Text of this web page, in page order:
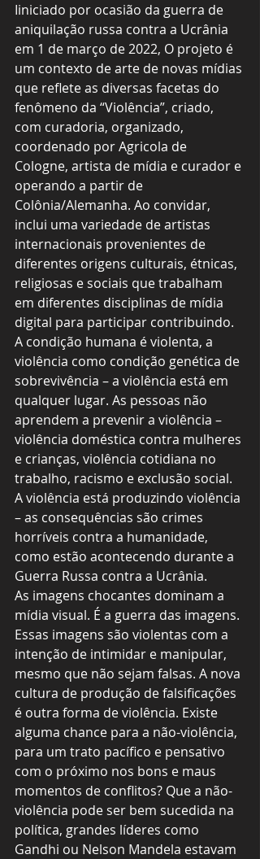
Iiniciado por ocasião da guerra de
aniquilação russa contra a Ucrânia
em 1 de março de 2022, O projeto é
um contexto de arte de novas mídias
que reflete as diversas facetas do
fenômeno da “Violência”, criado,
com curadoria, organizado,
coordenado por Agricola de
Cologne, artista de mídia e curador e
operando a partir de
Colônia/Alemanha. Ao convidar,
inclui uma variedade de artistas
internacionais provenientes de
diferentes origens culturais, étnicas,
religiosas e sociais que trabalham
em diferentes disciplinas de mídia
digital para participar contribuindo.
A condição humana é violenta, a
violência como condição genética de
sobrevivência – a violência está em
qualquer lugar. As pessoas não
aprendem a prevenir a violência –
violência doméstica contra mulheres
e crianças, violência cotidiana no
trabalho, racismo e exclusão social.
A violência está produzindo violência
– as consequências são crimes
horríveis contra a humanidade,
como estão acontecendo durante a
Guerra Russa contra a Ucrânia.
As imagens chocantes dominam a
mídia visual. É a guerra das imagens.
Essas imagens são violentas com a
intenção de intimidar e manipular,
mesmo que não sejam falsas. A nova
cultura de produção de falsificações
é outra forma de violência. Existe
alguma chance para a não-violência,
para um trato pacífico e pensativo
com o próximo nos bons e maus
momentos de conflitos? Que a não-
violência pode ser bem sucedida na
política, grandes líderes como
Gandhi ou Nelson Mandela estavam